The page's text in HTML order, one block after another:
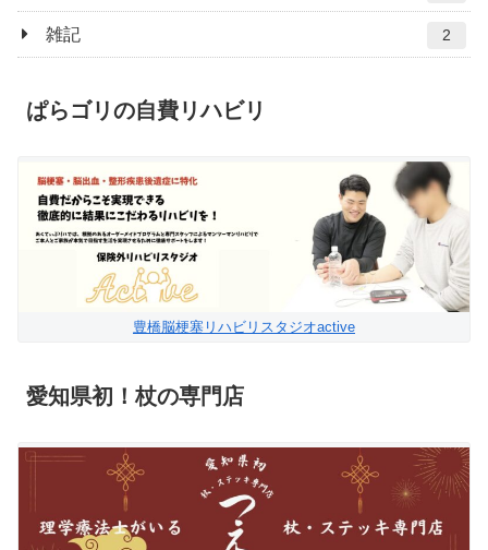
雑記 2
ぱらゴリの自費リハビリ
豊橋脳梗塞リハビリスタジオactive
愛知県初！杖の専門店